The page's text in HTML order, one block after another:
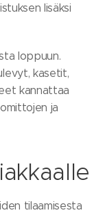
lisäksi
loppuun.
kasetit,
kannattaa
ja
tilaamisesta